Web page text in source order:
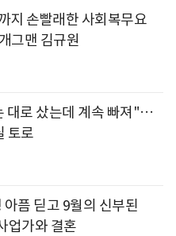
지 손빨래한 사회복무요
그맨 김규원
대로 샀는데 계속 빠져"…
토로
픔 딛고 9월의 신부된
업가와 결혼